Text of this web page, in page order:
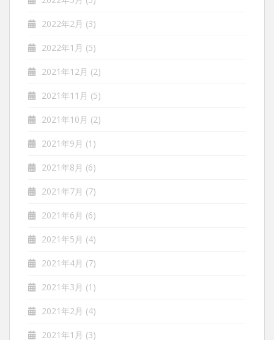
2022年2月 (3)
2022年1月 (5)
2021年12月 (2)
2021年11月 (5)
2021年10月 (2)
2021年9月 (1)
2021年8月 (6)
2021年7月 (7)
2021年6月 (6)
2021年5月 (4)
2021年4月 (7)
2021年3月 (1)
2021年2月 (4)
2021年1月 (3)